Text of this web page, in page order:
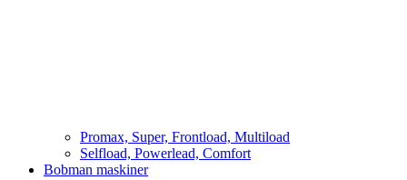
Promax, Super, Frontload, Multiload
Selfload, Powerlead, Comfort
Bobman maskiner